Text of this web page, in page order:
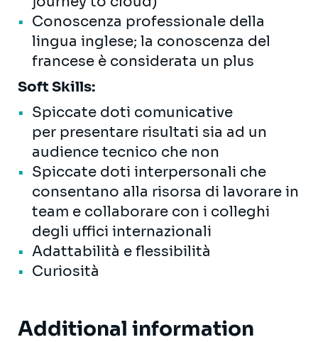
Conoscenza professionale della
lingua inglese; la conoscenza del
francese è considerata un plus
Soft Skills:
Spiccate doti comunicative
per presentare risultati sia ad un
audience tecnico che non
Spiccate doti interpersonali che
consentano alla risorsa di lavorare in
team e collaborare con i colleghi
degli uffici internazionali
Adattabilità e flessibilità
Curiosità
Additional information